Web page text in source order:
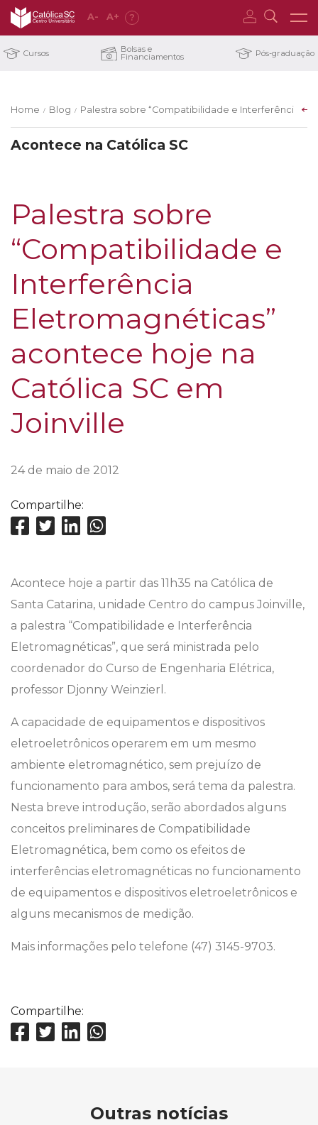
A- A+ ?
Cursos Bolsas e
Financiamentos Pós-graduação
Home / Blog / Palestra sobre “Compatibilidade e Interferência
Acontece na Católica SC
Palestra sobre
“Compatibilidade e
Interferência
Eletromagnéticas”
acontece hoje na
Católica SC em
Joinville
24 de maio de 2012
Compartilhe:
Acontece hoje a partir das 11h35 na Católica de
Santa Catarina, unidade Centro do campus Joinville,
a palestra “Compatibilidade e Interferência
Eletromagnéticas”, que será ministrada pelo
coordenador do Curso de Engenharia Elétrica,
professor Djonny Weinzierl.
A capacidade de equipamentos e dispositivos
eletroeletrônicos operarem em um mesmo
ambiente eletromagnético, sem prejuízo de
funcionamento para ambos, será tema da palestra.
Nesta breve introdução, serão abordados alguns
conceitos preliminares de Compatibilidade
Eletromagnética, bem como os efeitos de
interferências eletromagnéticas no funcionamento
de equipamentos e dispositivos eletroeletrônicos e
alguns mecanismos de medição.
Mais informações pelo telefone (47) 3145-9703.
Compartilhe:
Outras notícias